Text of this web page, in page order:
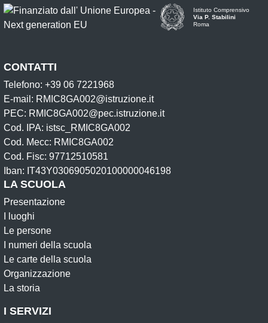
Istituto Comprensivo
Via P. Stabilini
Roma
CONTATTI
Telefono: +39 06 7221968
E-mail: RMIC8GA002@istruzione.it
PEC: RMIC8GA002@pec.istruzione.it
Cod. IPA: istsc_RMIC8GA002
Cod. Mecc: RMIC8GA002
Cod. Fisc: 97712510581
Iban: IT43Y0306905020100000046198
LA SCUOLA
Presentazione
I luoghi
Le persone
I numeri della scuola
Le carte della scuola
Organizzazione
La storia
I SERVIZI